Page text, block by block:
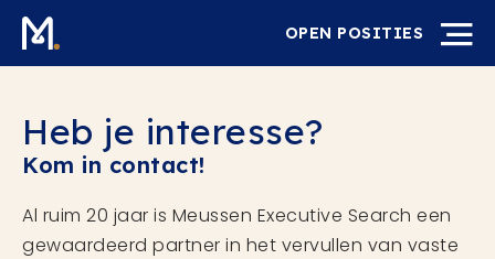
OPEN POSITIES
Heb je interesse?
Kom in contact!
Al ruim 20 jaar is Meussen Executive Search een
gewaardeerd partner in het vervullen van vaste